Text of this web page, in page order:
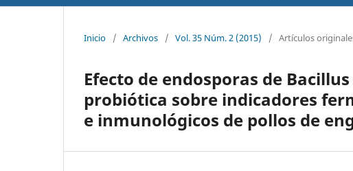
Inicio / Archivos / Vol. 35 Núm. 2 (2015) / Artículos
Efecto de endosporas de
probiótica sobre indicadores
e inmunológicos de pollos de